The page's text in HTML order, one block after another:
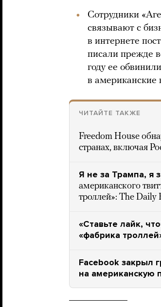
Сотрудники
связывают с
в интернете
писали прежде
году ее
в американские
ЧИТАЙТЕ ТАКЖЕ
Freedom House
странах, включая
Я не за Трампа, я
американского
троллей»: The Daily
«Ставьте лайк,
«фабрика
Facebook закрыл
на американскую